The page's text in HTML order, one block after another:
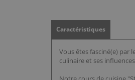
Caractéristiques
Vous êtes fasciné(e) par
culinaire et ses